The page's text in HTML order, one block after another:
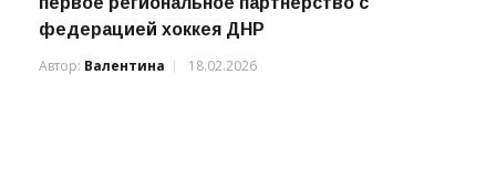
федерацией хоккея ДНР
Автор: Валентина 18.02.2026